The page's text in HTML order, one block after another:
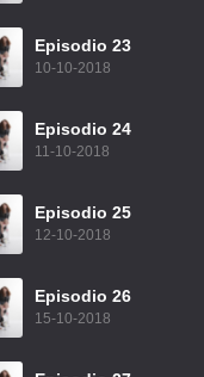
Episodio 23
10-10-2018
Episodio 24
11-10-2018
Episodio 25
12-10-2018
Episodio 26
15-10-2018